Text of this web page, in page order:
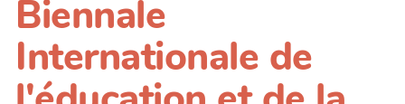
Biennale
Internationale de